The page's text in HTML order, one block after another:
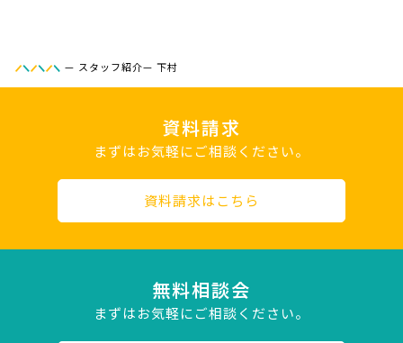
— スタッフ紹介— 下村
資料請求
まずはお気軽にご相談ください。
資料請求はこちら
無料相談会
まずはお気軽にご相談ください。